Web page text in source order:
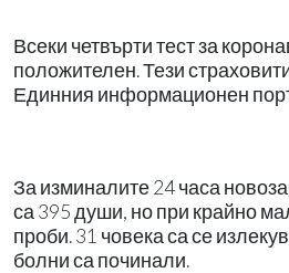
Всеки четвърти тест за
положителен. Тези
Единния информационен
За изминалите 24 часа
са 395 души, но при крайно
проби. 31 човека са се
болни са починали.